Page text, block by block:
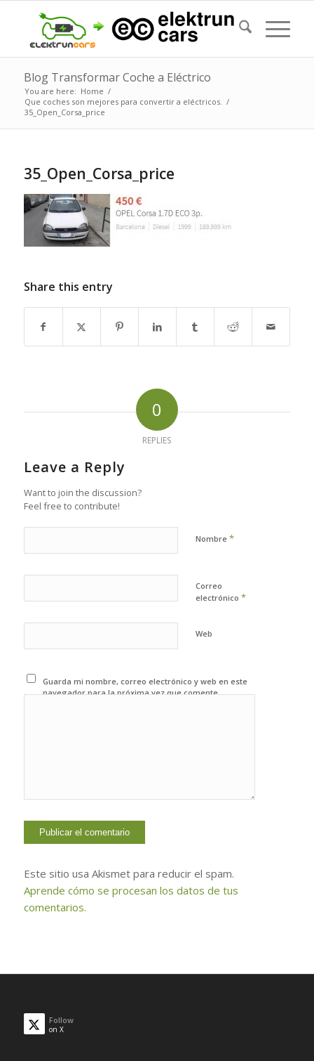
Blog Transformar Coche a Eléctrico
You are here: Home /
Que coches son mejores para convertir a eléctricos. /
35_Open_Corsa_price
35_Open_Corsa_price
Share this entry
0
REPLIES
Leave a Reply
Want to join the discussion?
Feel free to contribute!
Nombre *
Correo
electrónico *
Web
Guarda mi nombre, correo electrónico y web en este
navegador para la próxima vez que comente.
Este sitio usa Akismet para reducir el spam.
Aprende cómo se procesan los datos de tus
comentarios.
Follow
on X